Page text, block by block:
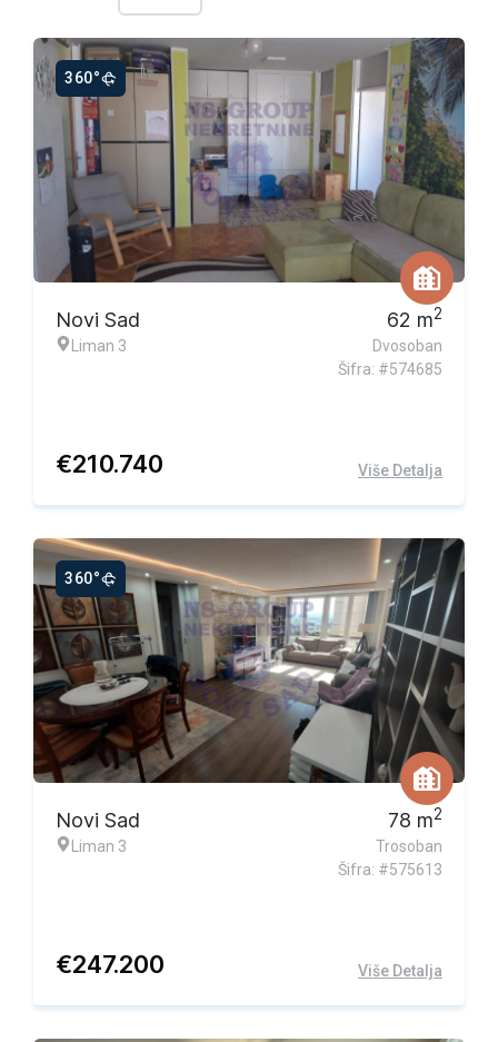
360°
Novi Sad
Liman 3
62 m2
Dvosoban
Šifra: #574685
€210.740 Više Detalja
360°
Novi Sad
Liman 3
78 m2
Trosoban
Šifra: #575613
€247.200 Više Detalja